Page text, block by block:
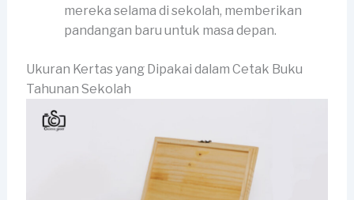
mereka selama di sekolah, memberikan
pandangan baru untuk masa depan.
Ukuran Kertas yang Dipakai dalam Cetak Buku
Tahunan Sekolah